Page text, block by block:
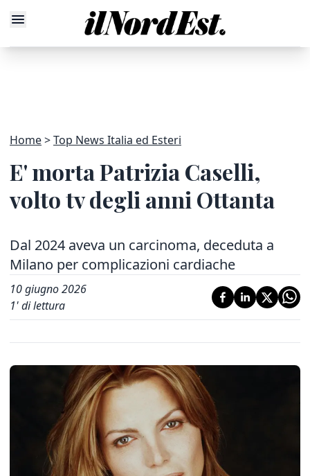
Home Top News Italia ed Esteri
E' morta Patrizia Caselli,
volto tv degli anni Ottanta
Dal 2024 aveva un carcinoma, deceduta a
Milano per complicazioni cardiache
10 giugno 2026
1' di lettura